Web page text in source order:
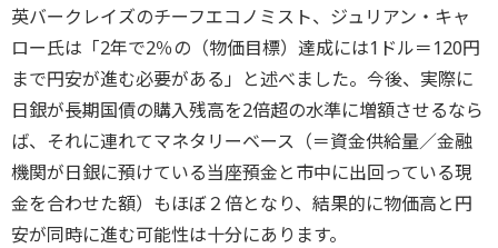
英バークレイズのチーフエコノミスト、ジュリアン・キャ
ロー氏は「2年で2％の（物価目標）達成には1ドル＝120円
まで円安が進む必要がある」と述べました。今後、実際に
日銀が長期国債の購入残高を2倍超の水準に増額させるなら
ば、それに連れてマネタリーベース（＝資金供給量／金融
機関が日銀に預けている当座預金と市中に出回っている現
金を合わせた額）もほぼ２倍となり、結果的に物価高と円
安が同時に進む可能性は十分にあります。